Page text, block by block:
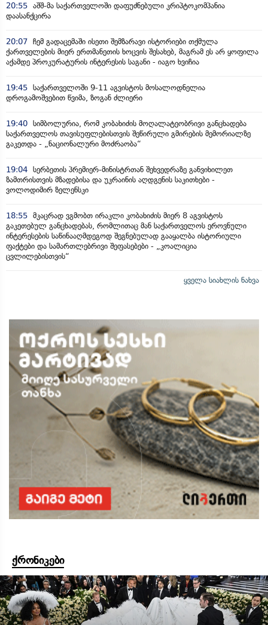
20:55 აშშ-მა საქართველოში დაფუძნებული კრიპტოკომპანია
დაასანქცირა
20:07 ჩემ გადაცემაში ისეთი შემზარავი ისტორიები თქმულა
ქართველების მიერ ერთმანეთის ხოცვის შესახებ, მაგრამ ეს არ ყოფილა
აქამდე პროკურატურის ინტერესის საგანი - იაგო ხვიჩია
19:45 საქართველოში 9-11 აგვისტოს მოსალოდნელია
დროგამოშვებით წვიმა, ზოგან ძლიერი
19:40 სიმბოლურია, რომ კობახიძის მოღალატეობრივი განცხადება
საქართველოს თავისუფლებისთვის შეწირული გმირების მემორიალზე
გაკეთდა - „ნაციონალური მოძრაობა“
19:04 სერბეთის პრემიერ-მინისტრთან შეხვედრაზე განვიხილეთ
ზამთრისთვის მზადებისა და უკრაინის აღდგენის საკითხები -
ვოლოდიმირ ზელენსკი
18:55 მკაცრად ვგმობთ ირაკლი კობახიძის მიერ 8 აგვისტოს
გაკეთებულ განცხადებას, რომლითაც მან საქართველოს ეროვნული
ინტერესების საწინააღმდეგოდ შეგნებულად გააყალბა ისტორიული
ფაქტები და სამართლებრივი შეფასებები - „კოალიცია
ცვლილებისთვის“
ყველა სიახლის ნახვა
ქრონიკები